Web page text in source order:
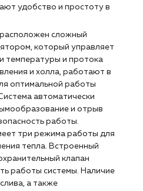
удобство и простоту в
сложный
который управляет
температуры и протока
и холла, работают в
оптимальной работы
автоматически
и отрыв
работы.
три режима работы для
тепла. Встроенный
клапан
работы системы. Наличие
а также